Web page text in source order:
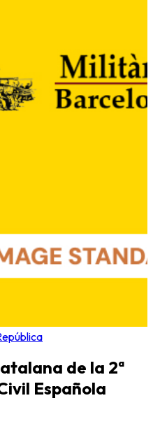
de la 2ª
Española